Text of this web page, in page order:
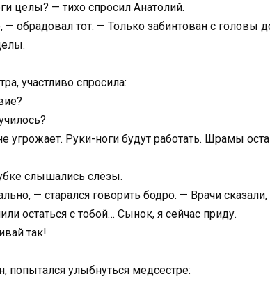
целы? — тихо спросил Анатолий.
— обрадовал тот. — Только забинтован с головы
участливо спросила:
угрожает. Руки-ноги будут работать. Шрамы
слышались слёзы.
— старался говорить бодро. — Врачи
остаться с тобой… Сынок, я сейчас приду.
так!
попытался улыбнуться медсестре: